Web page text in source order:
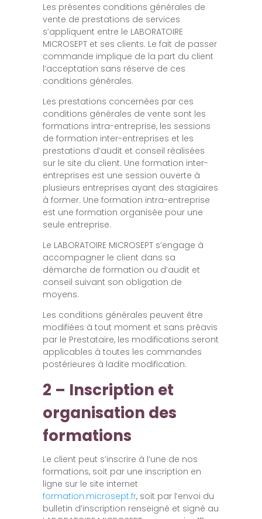
Les présentes conditions générales de
vente de prestations de services
s’appliquent entre le LABORATOIRE
MICROSEPT et ses clients. Le fait de passer
commande implique de la part du client
l’acceptation sans réserve de ces
conditions générales.
Les prestations concernées par ces
conditions générales de vente sont les
formations intra-entreprise, les sessions
de formation inter-entreprises et les
prestations d’audit et conseil réalisées
sur le site du client. Une formation inter-
entreprises est une session ouverte à
plusieurs entreprises ayant des stagiaires
à former. Une formation intra-entreprise
est une formation organisée pour une
seule entreprise.
Le LABORATOIRE MICROSEPT s’engage à
accompagner le client dans sa
démarche de formation ou d’audit et
conseil suivant son obligation de
moyens.
Les conditions générales peuvent être
modifiées à tout moment et sans préavis
par le Prestataire, les modifications seront
applicables à toutes les commandes
postérieures à ladite modification.
2 – Inscription et
organisation des
formations
Le client peut s’inscrire à l’une de nos
formations, soit par une inscription en
ligne sur le site internet
formation.microsept.fr, soit par l’envoi du
bulletin d’inscription renseigné et signé au